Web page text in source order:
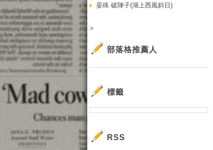
晏殊 破陣子(湖上西風斜日)
>
部落格推薦人
標籤
RSS